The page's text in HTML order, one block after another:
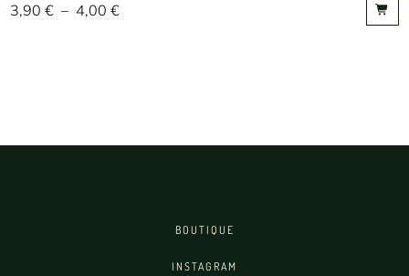
3,90€ – 4,00€
BOUTIQUE
INSTAGRAM